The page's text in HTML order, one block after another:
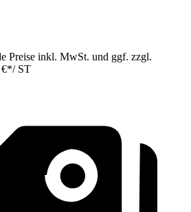
Preise inkl. MwSt. und ggf. zzgl.
*/ ST